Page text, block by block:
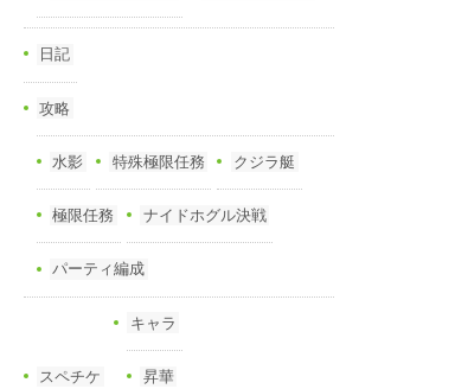
日記
攻略
水影 特殊極限任務 クジラ艇
極限任務 ナイドホグル決戦
パーティ編成
スペチケ
キャラ
昇華